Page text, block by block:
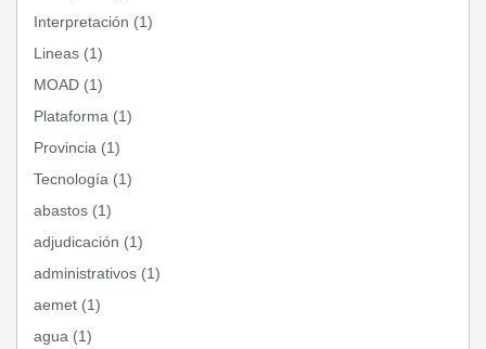
Interpretación (1)
Lineas (1)
MOAD (1)
Plataforma (1)
Provincia (1)
Tecnología (1)
abastos (1)
adjudicación (1)
administrativos (1)
aemet (1)
agua (1)